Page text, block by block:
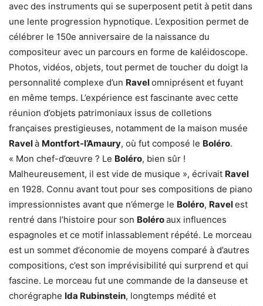
avec des instruments qui se superposent petit à petit dans
une lente progression hypnotique. L’exposition permet de
célébrer le 150e anniversaire de la naissance du
compositeur avec un parcours en forme de kaléidoscope.
Photos, vidéos, objets, tout permet de toucher du doigt la
personnalité complexe d’un Ravelomniprésent et fuyant
en même temps. L’expérience est fascinante avec cette
réunion d’objets patrimoniaux issus de colletions
françaises prestigieuses, notamment de la maison musée
Ravelà Montfort-l’Amaury, où fut composé le Boléro.
« Mon chef-d’œuvre ? Le Boléro, bien sûr !
Malheureusement, il est vide de musique », écrivait Ravel
en 1928. Connu avant tout pour ses compositions de piano
impressionnistes avant que n’émerge le Boléro, Ravelest
rentré dans l’histoire pour son Boléroaux influences
espagnoles et ce motif inlassablement répété. Le morceau
est un sommet d’économie de moyens comparé à d’autres
compositions, c’est son imprévisibilité qui surprend et qui
fascine. Le morceau fut une commande de la danseuse et
chorégraphe Ida Rubinstein, longtemps médité et